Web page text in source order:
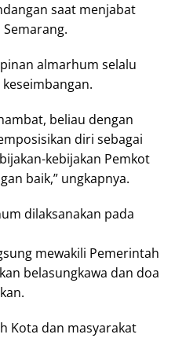
saat menjabat
almarhum selalu
beliau dengan
diri sebagai
kebijakan Pemkot
baik,” ungkapnya.
dilaksanakan pada
mewakili Pemerintah
belasungkawa dan doa
Kota dan masyarakat